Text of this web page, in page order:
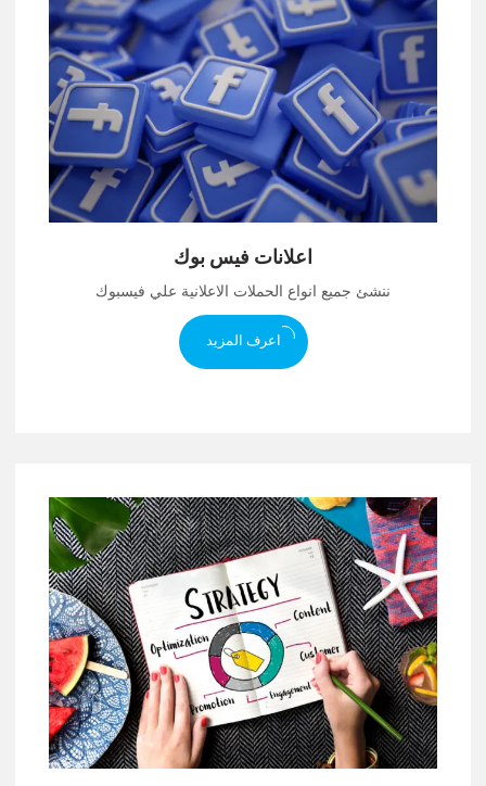
اعلانات فيس بوك
ننشئ جميع انواع الحملات الاعلانية علي فيسبوك
اعرف المزيد